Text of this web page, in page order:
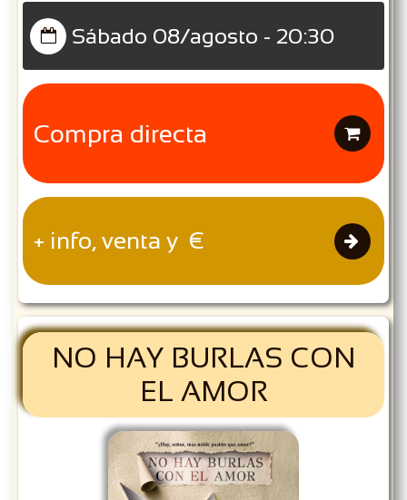
Sábado 08/agosto - 20:30

Compra directa 
+ info, venta y € 
NO HAY BURLAS CON
EL AMOR